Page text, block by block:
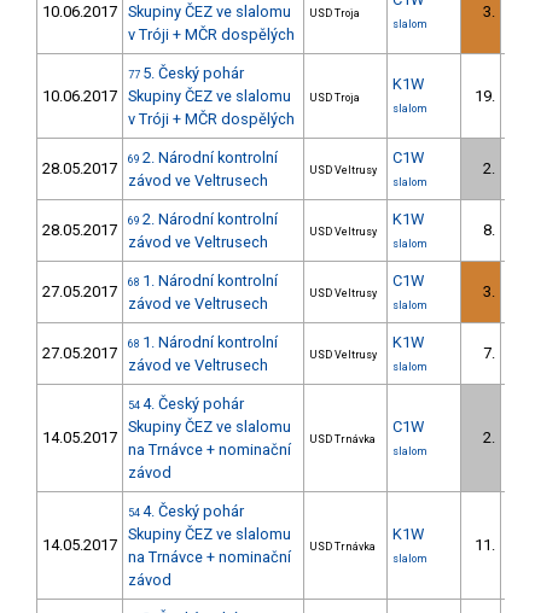
10.06.2017 Skupiny ČEZ ve slalomu
v Tróji + MČR dospělých
USD Troja
slalom
3.
10.06.2017
77 5. Český pohár
Skupiny ČEZ ve slalomu
v Tróji + MČR dospělých
USD Troja
K1W
slalom
19.
28.05.2017 69 2. Národní kontrolní
závod ve Veltrusech
USD Veltrusy
C1W
slalom
2.
28.05.2017 69 2. Národní kontrolní
závod ve Veltrusech
USD Veltrusy
K1W
slalom
8.
27.05.2017 68 1. Národní kontrolní
závod ve Veltrusech
USD Veltrusy
C1W
slalom
3.
27.05.2017 68 1. Národní kontrolní
závod ve Veltrusech
USD Veltrusy
K1W
slalom
7.
14.05.2017
54 4. Český pohár
Skupiny ČEZ ve slalomu
na Trnávce + nominační
závod
USD Trnávka
C1W
slalom
2.
14.05.2017
54 4. Český pohár
Skupiny ČEZ ve slalomu
na Trnávce + nominační
závod
USD Trnávka
K1W
slalom
11.